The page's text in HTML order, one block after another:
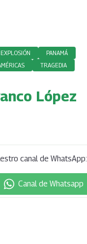
EXPLOSIÓN
PANAMÁ
TRAGEDIA
López
canal de WhatsApp:
Canal de Whatsapp